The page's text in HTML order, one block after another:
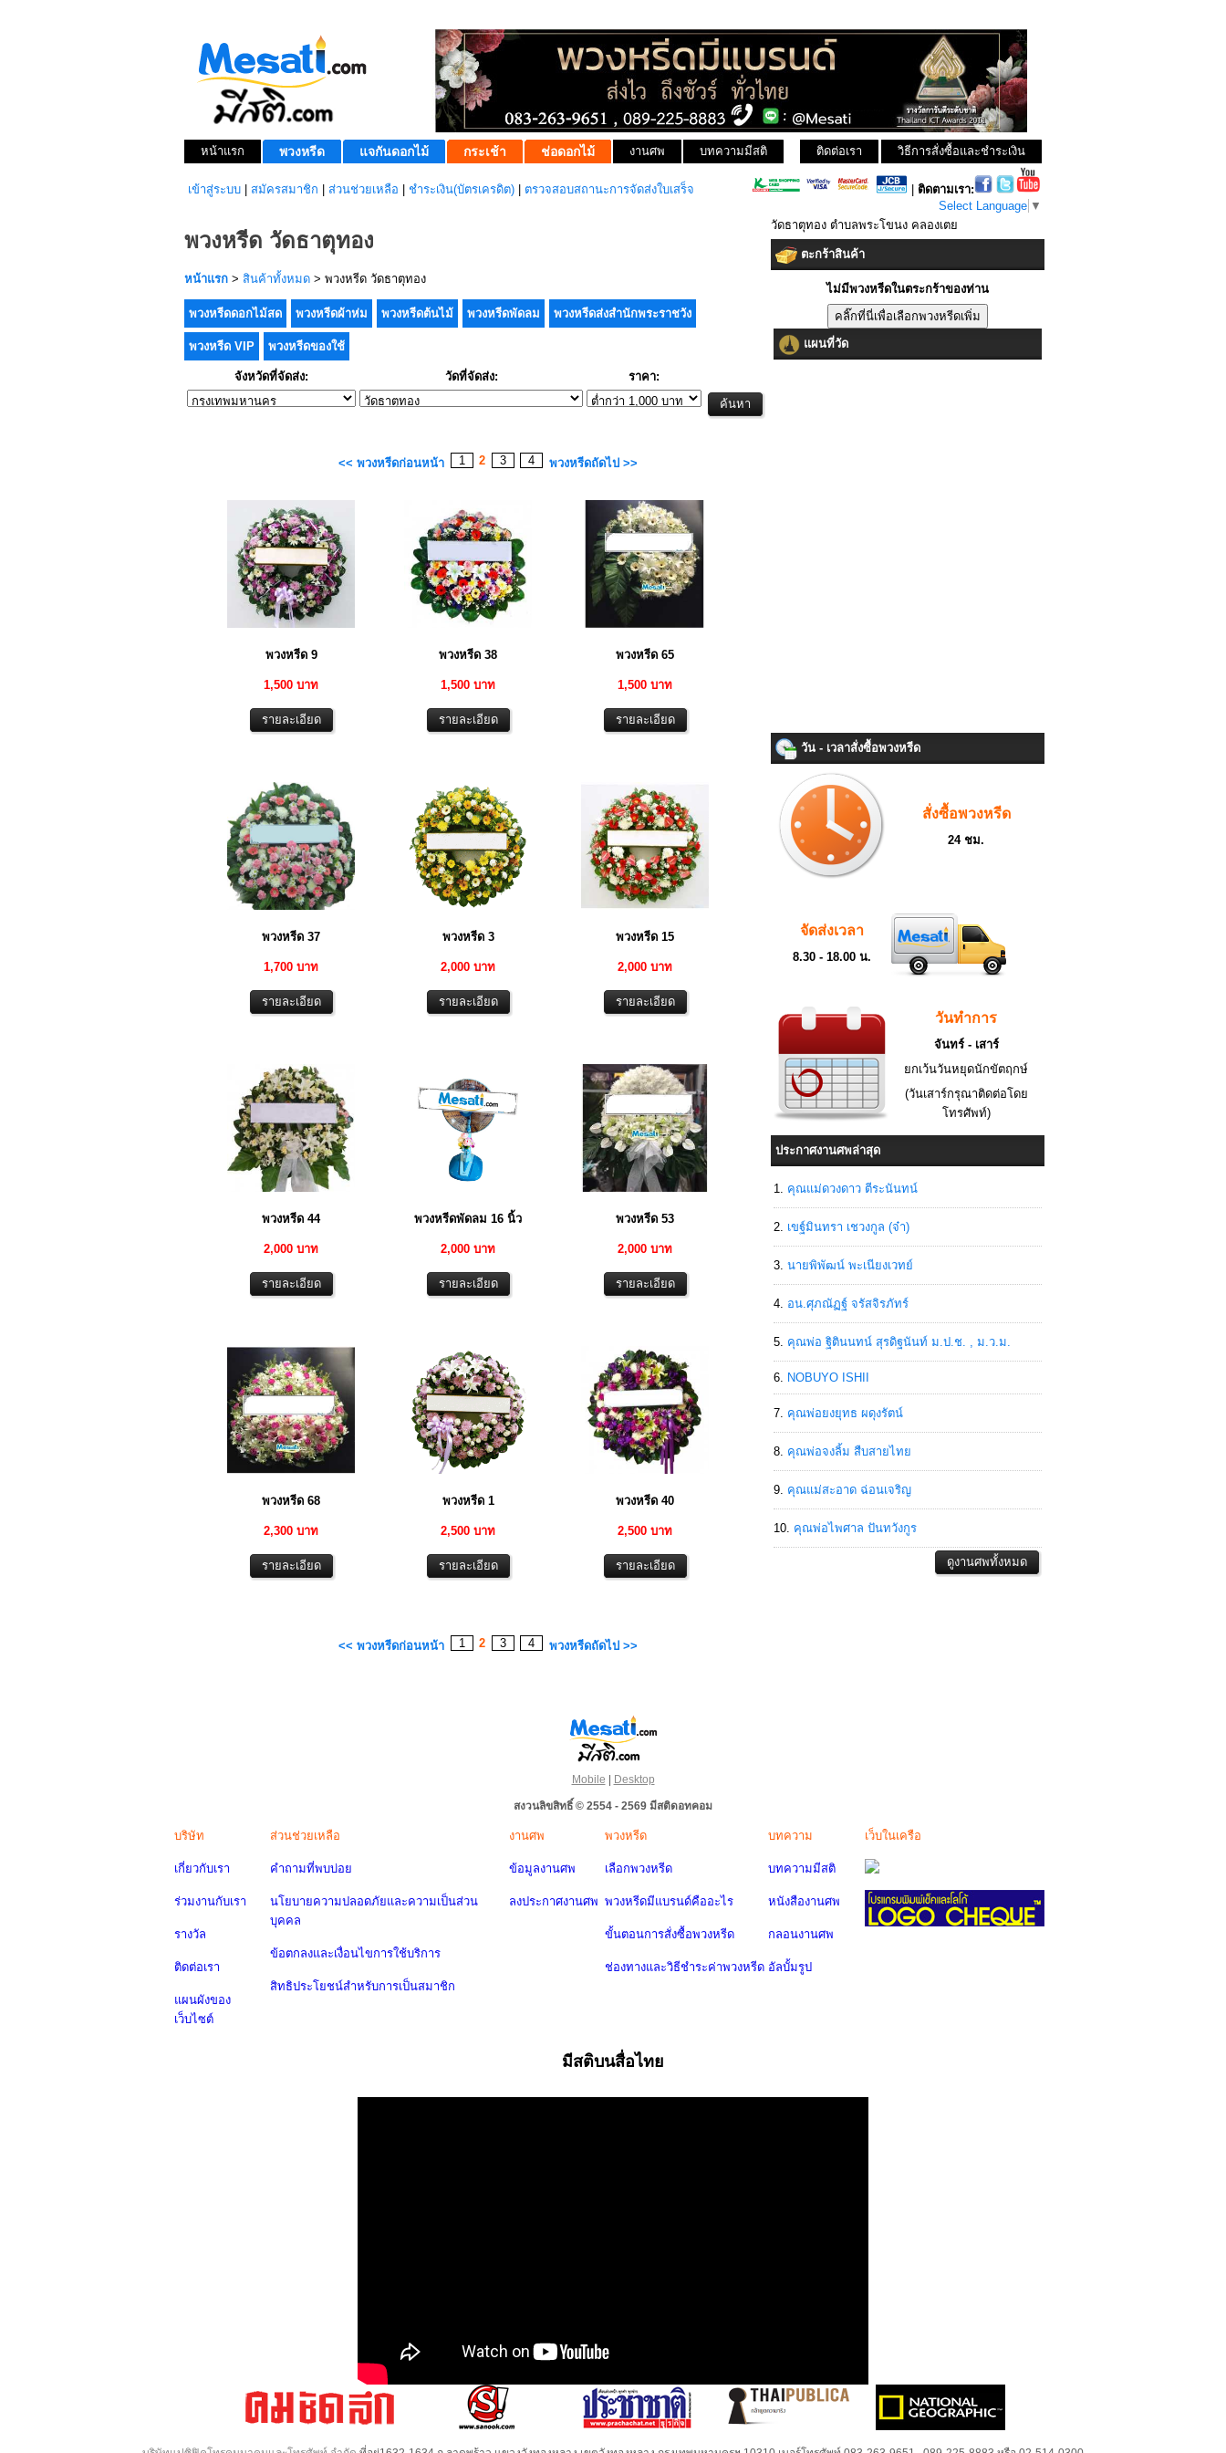
หน้าแรก พวงหรีด แจกันดอกไม้ กระเช้า ช่อดอกไม้ งานศพ บทความมีสติ วิธีการสั่งซื้อและชำระเงิน
ติดต่อเรา
เข้าสู่ระบบ สมัครสมาชิก ส่วนช่วยเหลือ ชำระเงิน(บัตรเครดิต) ตรวจสอบสถานะการจัดส่งใบเสร็จ
ติดตามเรา:
Select Language ▼
พวงหรีด วัดธาตุทอง
หน้าแรก > สินค้าทั้งหมด > พวงหรีด วัดธาตุทอง
พวงหรีดดอกไม้สด พวงหรีดผ้าห่ม พวงหรีดต้นไม้ พวงหรีดพัดลม พวงหรีดส่งสำนักพระราชวัง
พวงหรีด VIP พวงหรีดของใช้
จังหวัดที่จัดส่ง: วัดที่จัดส่ง: ราคา:
<< พวงหรีดก่อนหน้า 1 2 3 4 พวงหรีดถัดไป >>
พวงหรีด 9
1,500 บาท
พวงหรีด 38
1,500 บาท
พวงหรีด 65
1,500 บาท
พวงหรีด 37
1,700 บาท
พวงหรีด 3
2,000 บาท
พวงหรีด 15
2,000 บาท
พวงหรีด 44
2,000 บาท
พวงหรีดพัดลม 16 นิ้ว
2,000 บาท
พวงหรีด 53
2,000 บาท
พวงหรีด 68
2,300 บาท
พวงหรีด 1
2,500 บาท
พวงหรีด 40
2,500 บาท
<< พวงหรีดก่อนหน้า 1 2 3 4 พวงหรีดถัดไป >>
วัดธาตุทอง ตำบลพระโขนง คลองเตย
ตะกร้าสินค้า
ไม่มีพวงหรีดในตระกร้าของท่าน
แผนที่วัด
วัน - เวลาสั่งซื้อพวงหรีด
สั่งซื้อพวงหรีด
24 ชม.
จัดส่งเวลา
8.30 - 18.00 น.
วันทำการ
จันทร์ - เสาร์
ยกเว้นวันหยุดนักขัตฤกษ์
(วันเสาร์กรุณาติดต่อโดย
โทรศัพท์)
ประกาศงานศพล่าสุด
คุณแม่ดวงดาว ตีระนันทน์
เขฐ์มินทรา เชวงกูล (จ๋า)
นายพิพัฒน์ พะเนียงเวทย์
อน.ศุภณัฏฐ์ จรัสจิรภัทร์
คุณพ่อ ฐิตินนทน์ สุรดิฐนันท์ ม.ป.ช. , ม.ว.ม.
NOBUYO ISHII
คุณพ่อยงยุทธ ผดุงรัตน์
คุณพ่อจงลิ้ม สืบสายไทย
คุณแม่สะอาด ฉ่อนเจริญ
คุณพ่อไพศาล ปันทวังกูร
Mobile | Desktop
สงวนลิขสิทธิ์ © 2554 - 2569 มีสติดอทคอม
บริษัท
เกี่ยวกับเรา
ร่วมงานกับเรา
รางวัล
ติดต่อเรา
แผนผังของ
เว็บไซต์
ส่วนช่วยเหลือ
คำถามที่พบบ่อย
นโยบายความปลอดภัยและความเป็นส่วน
บุคคล
ข้อตกลงและเงื่อนไขการใช้บริการ
สิทธิประโยชน์สำหรับการเป็นสมาชิก
งานศพ
ข้อมูลงานศพ
ลงประกาศงานศพ
พวงหรีด
เลือกพวงหรีด
พวงหรีดมีแบรนด์คืออะไร
ขั้นตอนการสั่งซื้อพวงหรีด
ช่องทางและวิธีชำระค่าพวงหรีด
บทความ
บทความมีสติ
หนังสืองานศพ
กลอนงานศพ
อัลบั้มรูป
เว็บในเครือ
มีสติบนสื่อไทย